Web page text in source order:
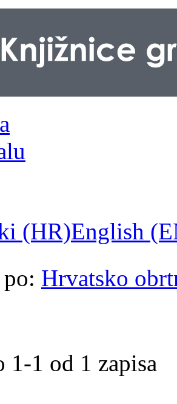
(HR)English
Hrvatsko
1-1 od 1 zapisa